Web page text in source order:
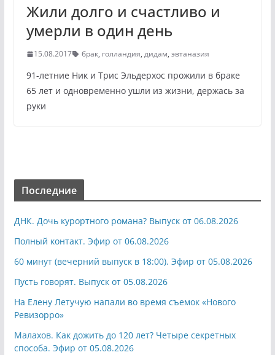
Жили долго и счастливо и
умерли в один день
15.08.2017 брак, голландия, дидам, эвтаназия
91-летние Ник и Трис Эльдерхос прожили в браке
65 лет и одновременно ушли из жизни, держась за
руки
Последние
ДНК. Дочь курортного романа? Выпуск от 06.08.2026
Полный контакт. Эфир от 06.08.2026
60 минут (вечерний выпуск в 18:00). Эфир от 05.08.2026
Пусть говорят. Выпуск от 05.08.2026
На Елену Летучую напали во время съемок «Нового
Ревизорро»
Малахов. Как дожить до 120 лет? Четыре секретных
способа. Эфир от 05.08.2026